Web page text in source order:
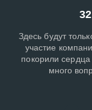
Здесь будут
участие
покорили
много